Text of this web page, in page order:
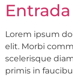
Entrada
Lorem ipsum
elit. Morbi
scelerisque
primis in